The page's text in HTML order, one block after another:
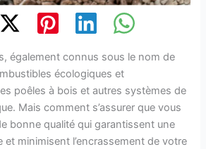
également connus sous le nom de
écologiques et
poêles à bois et autres systèmes de
Mais comment s’assurer que vous
bonne qualité qui garantissent une
minimisent l’encrassement de votre